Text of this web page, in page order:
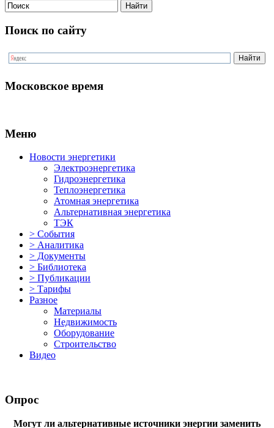
Поиск по сайту
Московское время
Меню
Новости энергетики
Электроэнергетика
Гидроэнергетика
Теплоэнергетика
Атомная энергетика
Альтернативная энергетика
ТЭК
> События
> Аналитика
> Документы
> Библиотека
> Публикации
> Тарифы
Разное
Материалы
Недвижимость
Оборудование
Строительство
Видео
Опрос
Могут ли альтернативные источники энергии заменить